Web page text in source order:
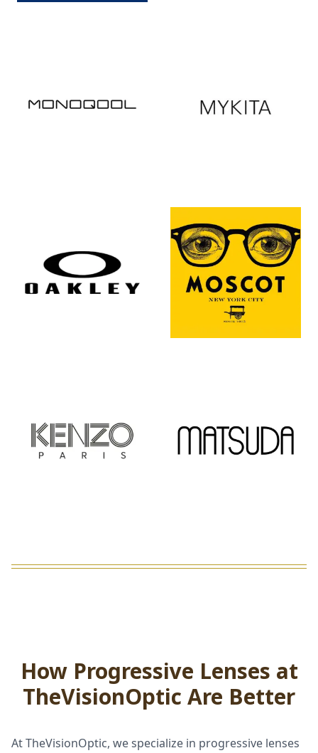
How Progressive Lenses at
TheVisionOptic Are Better
At TheVisionOptic, we specialize in progressive lenses